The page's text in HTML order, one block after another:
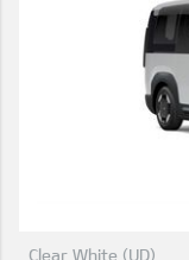
Clear White (UD)